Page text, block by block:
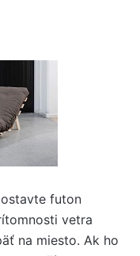
futon
vetra
na miesto. Ak ho